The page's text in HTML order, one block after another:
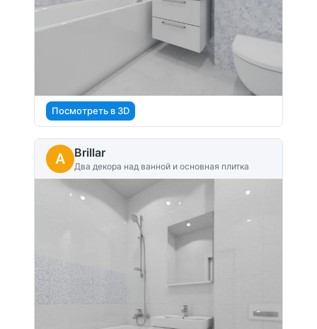
Посмотреть в 3D
A Brillar
Два декора над ванной и основная плитка